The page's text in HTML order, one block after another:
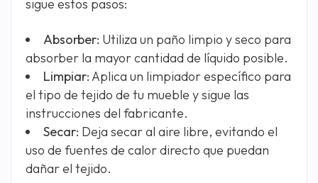
sigue estos pasos:
Absorber: Utiliza un paño limpio y seco para
absorber la mayor cantidad de líquido posible.
Limpiar:Aplica un limpiador específico para
el tipo de tejido de tu mueble y sigue las
instrucciones del fabricante.
Secar: Deja secar al aire libre, evitando el
uso de fuentes de calor directo que puedan
dañar el tejido.